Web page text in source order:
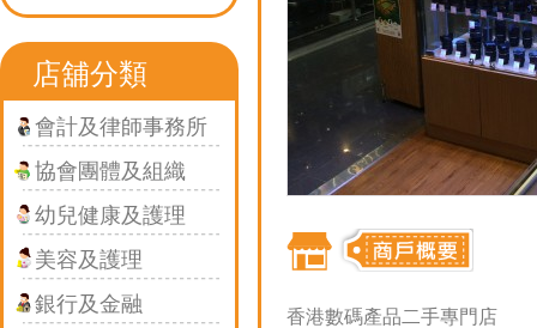
店舖分類
會計及律師事務所
協會團體及組織
幼兒健康及護理
美容及護理
銀行及金融
香港數碼產品二手專門店